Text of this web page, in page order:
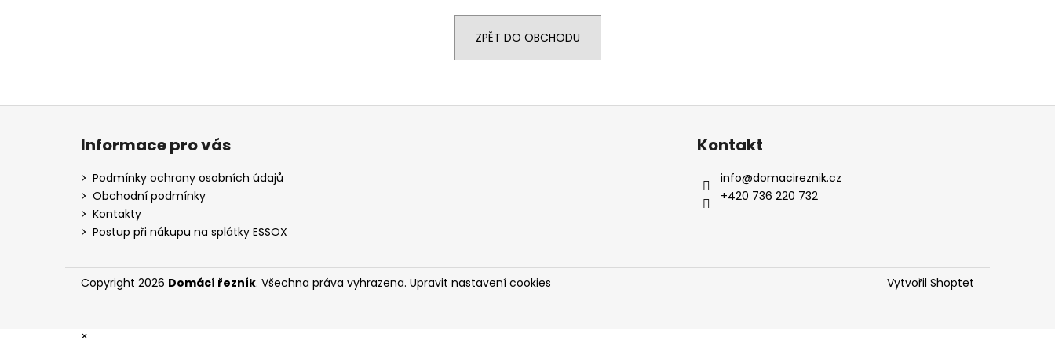
ZPĚT DO OBCHODU
Z
Informace pro vás
Podmínky ochrany osobních údajů
Obchodní podmínky
Kontakty
Postup při nákupu na splátky ESSOX
Kontakt
info@domacireznik.cz
+420 736 220 732
Vytvořil Shoptet
Copyright 2026 Domácí řezník. Všechna práva vyhrazena. Upravit nastavení cookies
×